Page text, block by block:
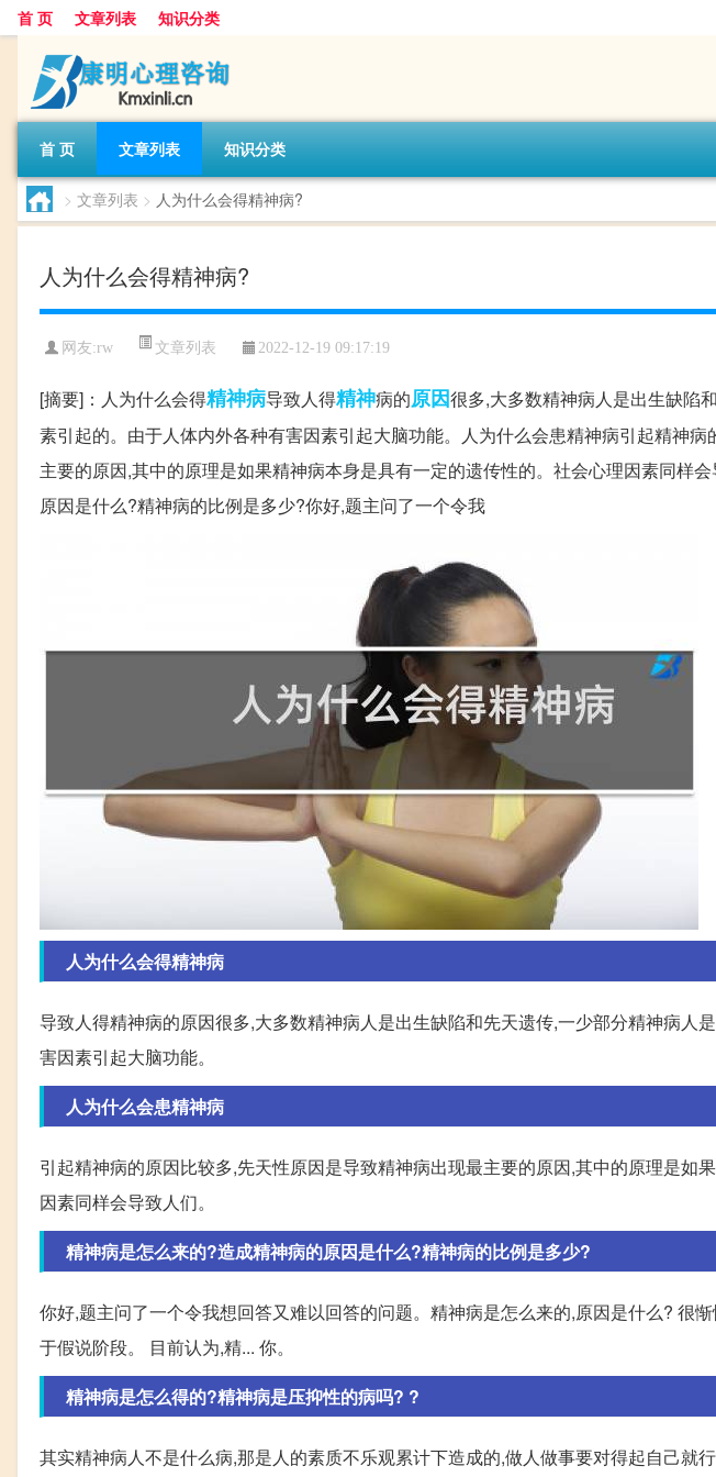
首 页 文章列表 知识分类
首 页 文章列表 知识分类
> 文章列表 > 人为什么会得精神病?
人为什么会得精神病?
网友:rw 文章列表 2022-12-19 09:17:19
[摘要]：人为什么会得精神病导致人得精神病的原因很多,大多数精神病人是出生缺陷
素引起的。由于人体内外各种有害因素引起大脑功能。人为什么会患精神病引起精神
主要的原因,其中的原理是如果精神病本身是具有一定的遗传性的。社会心理因素同样
原因是什么?精神病的比例是多少?你好,题主问了一个令我
人为什么会得精神病
导致人得精神病的原因很多,大多数精神病人是出生缺陷和先天遗传,一少部分精神病人
害因素引起大脑功能。
人为什么会患精神病
引起精神病的原因比较多,先天性原因是导致精神病出现最主要的原因,其中的原理是如
因素同样会导致人们。
精神病是怎么来的?造成精神病的原因是什么?精神病的比例是多少?
你好,题主问了一个令我想回答又难以回答的问题。精神病是怎么来的,原因是什么? 很
于假说阶段。 目前认为,精... 你。
精神病是怎么得的?精神病是压抑性的病吗? ?
其实精神病人不是什么病,那是人的素质不乐观累计下造成的,做人做事要对得起自己就